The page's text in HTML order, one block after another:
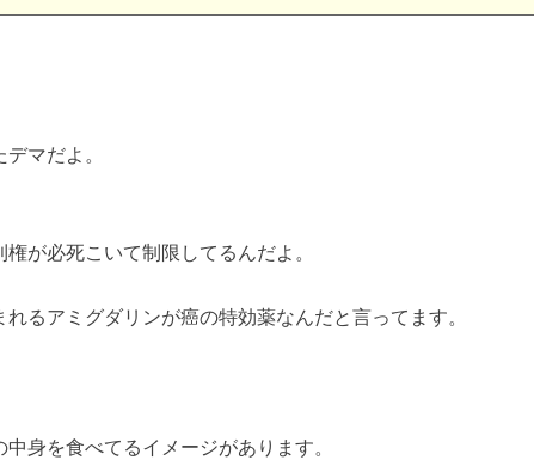
マだよ。
が必死こいて制限してるんだよ。
るアミグダリンが癌の特効薬なんだと言ってます。
身を食べてるイメージがあります。